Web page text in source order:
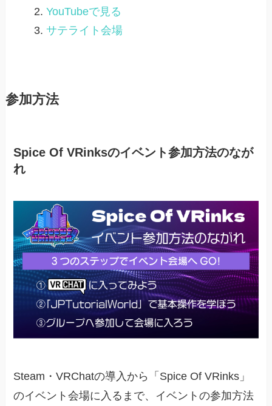
YouTubeで見る
サテライト会場
参加方法
Spice Of VRinksのイベント参加方法のなが
れ
Steam・VRChatの導入から「Spice Of VRinks」
のイベント会場に入るまで、イベントの参加方法